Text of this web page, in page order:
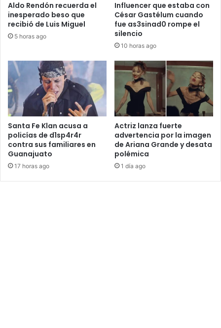
Aldo Rendón recuerda el
inesperado beso que
recibió de Luis Miguel
5 horas ago
Influencer que estaba con
César Gastélum cuando
fue as3sinad0 rompe el
silencio
10 horas ago
Santa Fe Klan acusa a
policías de d1sp4r4r
contra sus familiares en
Guanajuato
17 horas ago
Actriz lanza fuerte
advertencia por la imagen
de Ariana Grande y desata
polémica
1 día ago